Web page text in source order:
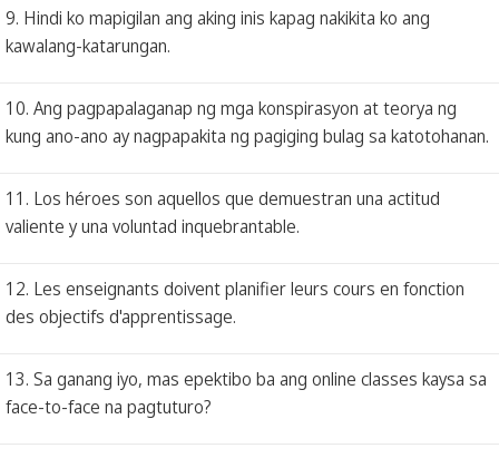
9. Hindi ko mapigilan ang aking inis kapag nakikita ko ang
kawalang-katarungan.
10. Ang pagpapalaganap ng mga konspirasyon at teorya ng
kung ano-ano ay nagpapakita ng pagiging bulag sa katotohanan.
11. Los héroes son aquellos que demuestran una actitud
valiente y una voluntad inquebrantable.
12. Les enseignants doivent planifier leurs cours en fonction
des objectifs d'apprentissage.
13. Sa ganang iyo, mas epektibo ba ang online classes kaysa sa
face-to-face na pagtuturo?